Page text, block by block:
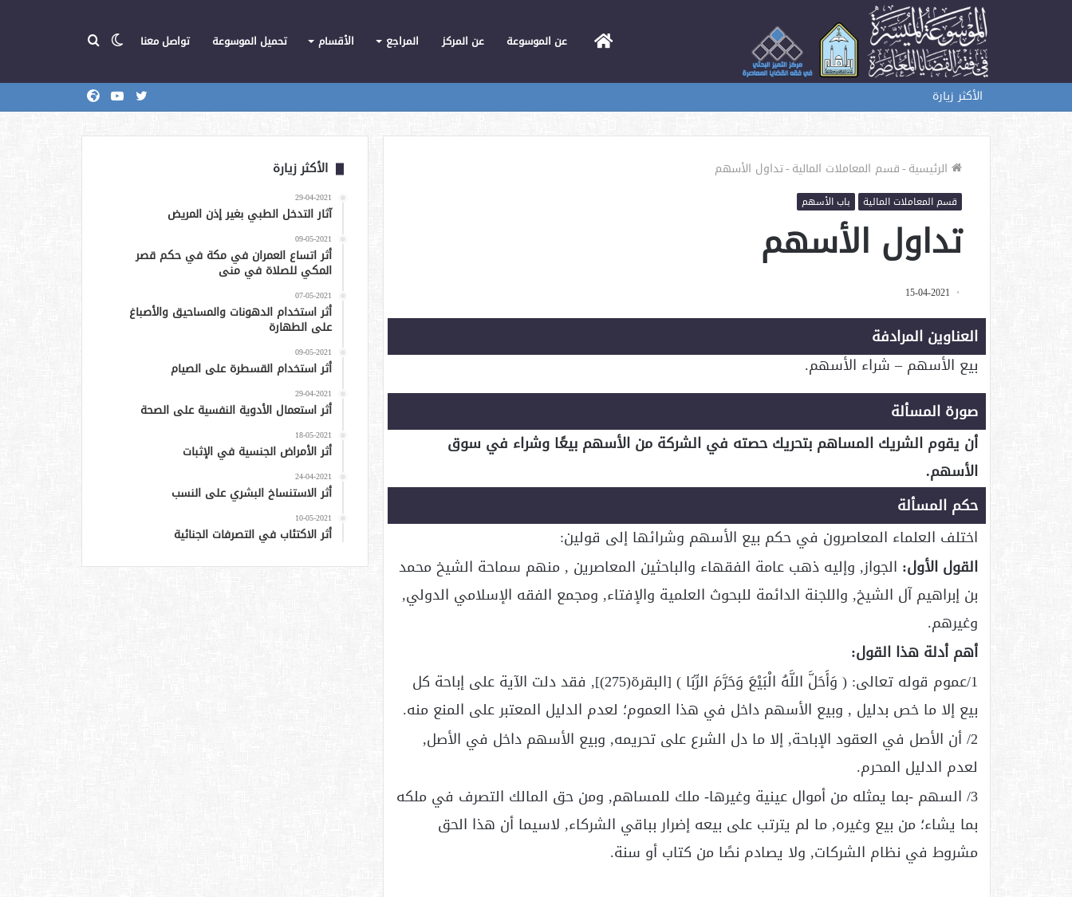
الرئيسيةعن الموسوعة عن المركز المراجع الأقسام تحميل الموسوعة تواصل معنا الوضع
الأكثر زيارة يوتيوب تويتر
الرئيسية-قسم المعاملات المالية-تداول الأسهم
قسم المعاملات المالية باب الأسهم
تداول الأسهم
15-04-2021
العناوين المرادفة
بيع الأسهم – شراء الأسهم.
صورة المسألة
أن يقوم الشريك المساهم بتحريك حصته في الشركة من الأسهم بيعًا وشراء في سوق
الأسهم.
حكم المسألة
اختلف العلماء المعاصرون في حكم بيع الأسهم وشرائها إلى قولين:
القول الأول: الجواز, وإليه ذهب عامة الفقهاء والباحثين المعاصرين , منهم سماحة الشيخ محمد
بن إبراهيم آل الشيخ, واللجنة الدائمة للبحوث العلمية والإفتاء, ومجمع الفقه الإسلامي الدولي,
وغيرهم.
أهم أدلة هذا القول:
1/عموم قوله تعالى: ( وَأَحَلَّ اللَّهُ الْبَيْعَ وَحَرَّمَ الرِّبَا ) [البقرة(275)], فقد دلت الآية على إباحة كل
بيع إلا ما خص بدليل , وبيع الأسهم داخل في هذا العموم؛ لعدم الدليل المعتبر على المنع منه.
2/ أن الأصل في العقود الإباحة, إلا ما دل الشرع على تحريمه, وبيع الأسهم داخل في الأصل,
لعدم الدليل المحرم.
3/ السهم -بما يمثله من أموال عينية وغيرها- ملك للمساهم, ومن حق المالك التصرف في ملكه
بما يشاء؛ من بيع وغيره, ما لم يترتب على بيعه إضرار بباقي الشركاء, لاسيما أن هذا الحق
مشروط في نظام الشركات, ولا يصادم نصًا من كتاب أو سنة.
الأكثر زيارة
29-04-2021
آثار التدخل الطبي بغير إذن المريض
09-05-2021
أثر اتساع العمران في مكة في حكم قصر
المكي للصلاة في منى
07-05-2021
أثر استخدام الدهونات والمساحيق والأصباغ
على الطهارة
09-05-2021
أثر استخدام القسطرة على الصيام
29-04-2021
أثر استعمال الأدوية النفسية على الصحة
18-05-2021
أثر الأمراض الجنسية في الإثبات
24-04-2021
أثر الاستنساخ البشري على النسب
10-05-2021
أثر الاكتئاب في التصرفات الجنائية